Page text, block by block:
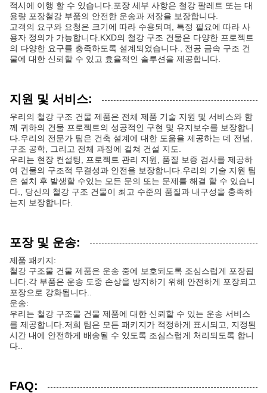
적시에 이행 할 수 있습니다.포장 세부 사항은 철강 팔레트 또는 대
용량 포장철강 부품의 안전한 운송과 저장을 보장합니다.
고객의 요구와 요청은 크기에 따라 수용되며, 특정 필요에 따라 사
용자 정의가 가능합니다.KXD의 철강 구조 건물은 다양한 프로젝트
의 다양한 요구를 충족하도록 설계되었습니다., 전공 금속 구조 건
물에 대한 신뢰할 수 있고 효율적인 솔루션을 제공합니다.
지원 및 서비스:
우리의 철강 구조 건물 제품은 전체 제품 기술 지원 및 서비스와 함
께 귀하의 건물 프로젝트의 성공적인 구현 및 유지보수를 보장합니
다.우리의 전문가 팀은 건축 설계에 대한 도움을 제공하는 데 전념,
구조 공학, 그리고 전체 과정에 걸쳐 건설 지도.
우리는 현장 컨설팅, 프로젝트 관리 지원, 품질 보증 검사를 제공하
여 건물의 구조적 무결성과 안전을 보장합니다.우리의 기술 지원 팀
은 설치 후 발생할 수있는 모든 문의 또는 문제를 해결 할 수 있습니
다., 당신의 철강 구조 건물이 최고 수준의 품질과 내구성을 충족하
는지 보장합니다.
포장 및 운송:
제품 패키지:
철강 구조물 건물 제품은 운송 중에 보호되도록 조심스럽게 포장됩
니다.각 부품은 운송 도중 손상을 방지하기 위해 안전하게 포장되고
포장으로 강화됩니다..
운송:
우리는 철강 구조물 건물 제품에 대한 신뢰할 수 있는 운송 서비스
를 제공합니다.저희 팀은 모든 패키지가 적정하게 표시되고, 지정된
시간 내에 안전하게 배송될 수 있도록 조심스럽게 처리되도록 합니
다..
FAQ: